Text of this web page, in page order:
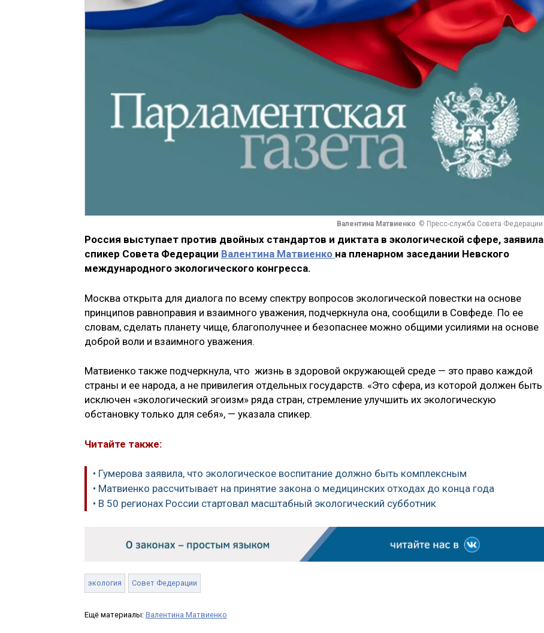
Валентина Матвиенко © Пресс-служба Совета Федерации
Россия выступает против двойных стандартов и диктата в экологической сфере, заявила
спикер Совета Федерации Валентина Матвиенко на пленарном заседании Невского
международного экологического конгресса.
Москва открыта для диалога по всему спектру вопросов экологической повестки на основе
принципов равноправия и взаимного уважения, подчеркнула она, сообщили в Совфеде. По ее
словам, сделать планету чище, благополучнее и безопаснее можно общими усилиями на основе
доброй воли и взаимного уважения.
Матвиенко также подчеркнула, что жизнь в здоровой окружающей среде — это право каждой
страны и ее народа, а не привилегия отдельных государств. «Это сфера, из которой должен быть
исключен «экологический эгоизм» ряда стран, стремление улучшить их экологическую
обстановку только для себя», — указала спикер.
Читайте также:
• Гумерова заявила, что экологическое воспитание должно быть комплексным
• Матвиенко рассчитывает на принятие закона о медицинских отходах до конца года
• В 50 регионах России стартовал масштабный экологический субботник
экология Совет Федерации
Ещё материалы: Валентина Матвиенко